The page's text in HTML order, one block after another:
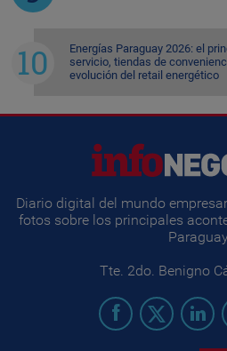
Energías Paraguay 2026: el
servicio, tiendas de
evolución del retail energético
Diario digital del mundo
fotos sobre los principales
Tte. 2do. Benigno